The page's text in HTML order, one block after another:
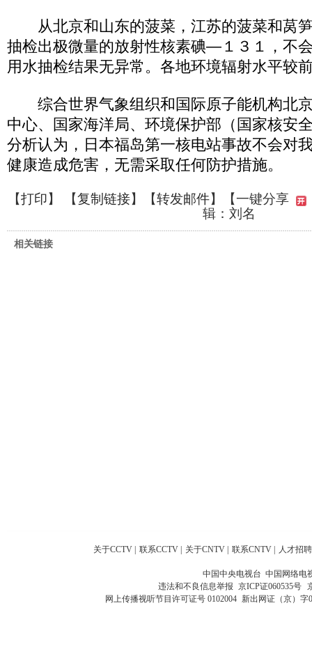
从北京和山东的菠菜，江苏的菠菜和莴
抽检出极微量的放射性核素碘—１３１，不
用水抽检结果无异常。各地环境辐射水平较
综合世界气象组织和国际原子能机构北
中心、国家海洋局、环境保护部（国家核安
分析认为，日本福岛第一核电站事故不会对
健康造成危害，无需采取任何防护措施。
【打印】 【复制链接】【转发邮件】
【一键分享
辑：刘名
相关链接
关于CCTV | 联系CCTV | 关于CNTV | 联系CNTV | 人才招聘
中国中央电视台 中国网络电
违法和不良信息举报 京ICP证060535号
网上传播视听节目许可证号 0102004 新出网证（京）